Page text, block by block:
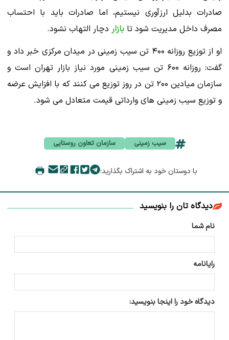
صادرات بدلیل ارزآوری نیستیم، اما صادرات باید با احتساب
مصرف داخل مدیریت شود تا بازار دچار التهاب نشود.
او از توزیع روزانه ۴۰۰ تن سیب زمینی در میدان مرکزی خبر داد و
گفت: روزانه ۶۰۰ تن سیب زمینی مورد نیاز بازار تهران است و
سازمان میادین ۲۰۰ تن در روز توزیع می کنند که با افزایش عرضه
و توزیع سیب زمینی های وارداتی قیمت متعادل می شود.
سیب زمینی سازمان تعاون روستایی
با دوستان خود به اشتراک بگذارید:
دیدگاه تان را بنویسید
نام شما
رایانامه
دیدگاه خود را اینجا بنویسید: